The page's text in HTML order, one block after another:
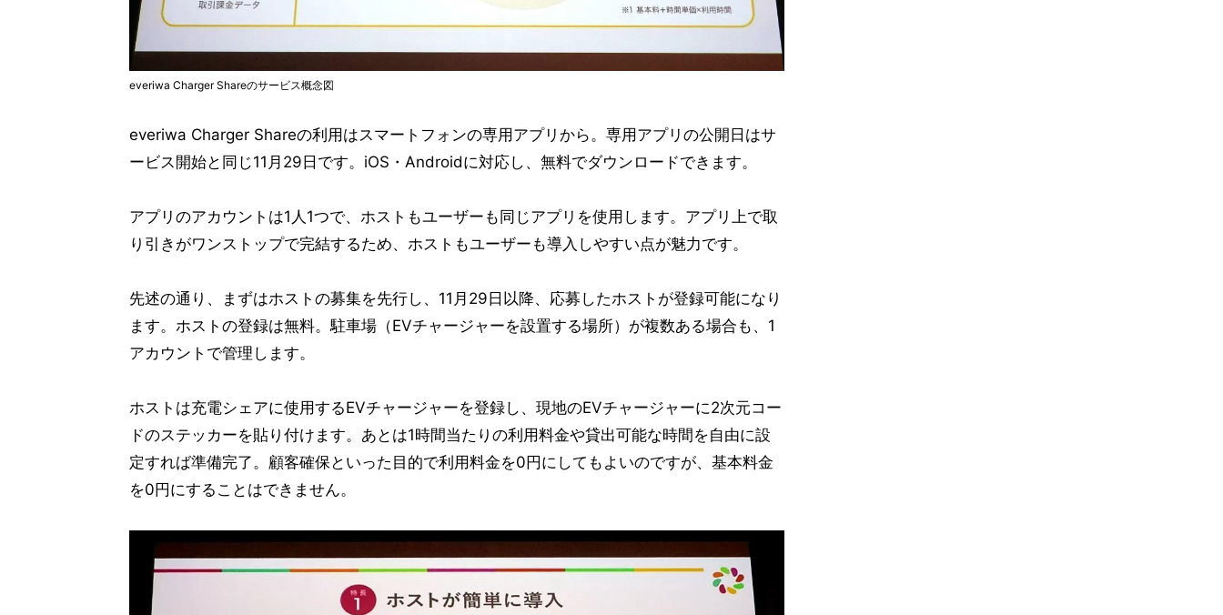
everiwa Charger Shareのサービス概念図
everiwa Charger Shareの利用はスマートフォンの専用アプリから。専用アプリの公開日はサ
ービス開始と同じ11月29日です。iOS・Androidに対応し、無料でダウンロードできます。
アプリのアカウントは1人1つで、ホストもユーザーも同じアプリを使用します。アプリ上で取
り引きがワンストップで完結するため、ホストもユーザーも導入しやすい点が魅力です。
先述の通り、まずはホストの募集を先行し、11月29日以降、応募したホストが登録可能になり
ます。ホストの登録は無料。駐車場（EVチャージャーを設置する場所）が複数ある場合も、1
アカウントで管理します。
ホストは充電シェアに使用するEVチャージャーを登録し、現地のEVチャージャーに2次元コー
ドのステッカーを貼り付けます。あとは1時間当たりの利用料金や貸出可能な時間を自由に設
定すれば準備完了。顧客確保といった目的で利用料金を0円にしてもよいのですが、基本料金
を0円にすることはできません。